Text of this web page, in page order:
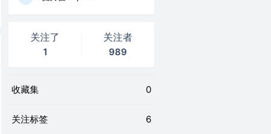
关注了
1
关注者
989
收藏集 0
关注标签 6